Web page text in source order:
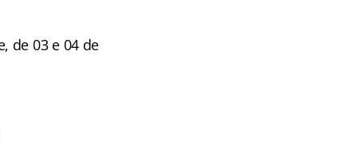
de 03 e 04 de